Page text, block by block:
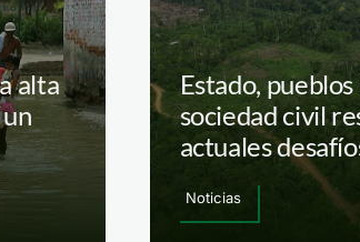
alta
Estado,
sociedad civil
actuales
Noticias